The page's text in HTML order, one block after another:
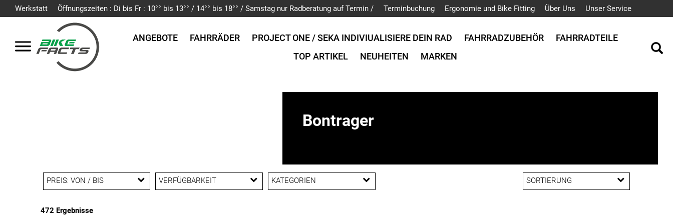
Werkstatt Öffnungszeiten : Di bis Fr : 10°° bis 13°° / 14°° bis 18°° / Samstag nur Radberatung auf Termin / Terminbuchung Ergonomie und Bike Fitting Über Uns Unser Service
ANGEBOTE FAHRRÄDER PROJECT ONE / SEKA INDIVIUALISIERE DEIN RAD FAHRRADZUBEHÖR
FAHRRADTEILE
TOP ARTIKEL
NEUHEITEN MARKEN
Bontrager
SORTIERUNG
PREIS: VON / BIS VERFÜGBARKEIT KATEGORIEN
472 Ergebnisse